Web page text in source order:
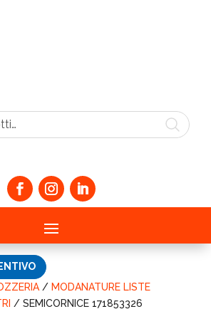
/ MODANATURE LISTE
/ SEMICORNICE 171853326